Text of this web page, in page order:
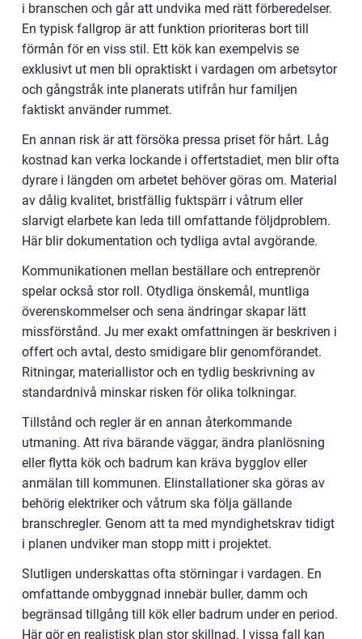
i branschen och går att undvika med rätt förberedelser.
En typisk fallgrop är att funktion prioriteras bort till
förmån för en viss stil. Ett kök kan exempelvis se
exklusivt ut men bli opraktiskt i vardagen om arbetsytor
och gångstråk inte planerats utifrån hur familjen
faktiskt använder rummet.
En annan risk är att försöka pressa priset för hårt. Låg
kostnad kan verka lockande i offertstadiet, men blir ofta
dyrare i längden om arbetet behöver göras om. Material
av dålig kvalitet, bristfällig fuktspärr i våtrum eller
slarvigt elarbete kan leda till omfattande följdproblem.
Här blir dokumentation och tydliga avtal avgörande.
Kommunikationen mellan beställare och entreprenör
spelar också stor roll. Otydliga önskemål, muntliga
överenskommelser och sena ändringar skapar lätt
missförstånd. Ju mer exakt omfattningen är beskriven i
offert och avtal, desto smidigare blir genomförandet.
Ritningar, materiallistor och en tydlig beskrivning av
standardnivå minskar risken för olika tolkningar.
Tillstånd och regler är en annan återkommande
utmaning. Att riva bärande väggar, ändra planlösning
eller flytta kök och badrum kan kräva bygglov eller
anmälan till kommunen. Elinstallationer ska göras av
behörig elektriker och våtrum ska följa gällande
branschregler. Genom att ta med myndighetskrav tidigt
i planen undviker man stopp mitt i projektet.
Slutligen underskattas ofta störningar i vardagen. En
omfattande ombyggnad innebär buller, damm och
begränsad tillgång till kök eller badrum under en period.
Här gör en realistisk plan stor skillnad. I vissa fall kan